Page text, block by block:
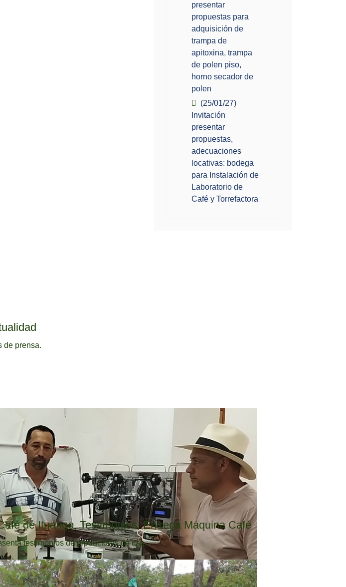
presentar
propuestas para
adquisición de
trampa de
apitoxina, trampa
de polen piso,
horno secador de
polen
(25/01/27)
Invitación
presentar
propuestas,
adecuaciones
locativas: bodega
para Instalación de
Laboratorio de
Café y Torrefactora
de prensa.
de Ituango, Testimonios, Entrega Máquina Café
testimonios de productores de caf...